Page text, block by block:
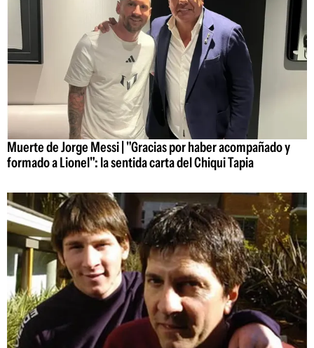
Muerte de Jorge Messi | "Gracias por haber acompañado y
formado a Lionel": la sentida carta del Chiqui Tapia